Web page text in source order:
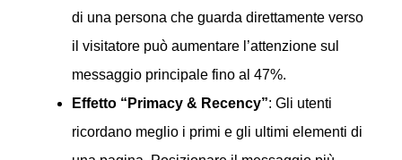
di una persona che guarda direttamente verso
il visitatore può aumentare l’attenzione sul
messaggio principale fino al 47%.
Effetto “Primacy & Recency”: Gli utenti
ricordano meglio i primi e gli ultimi elementi di